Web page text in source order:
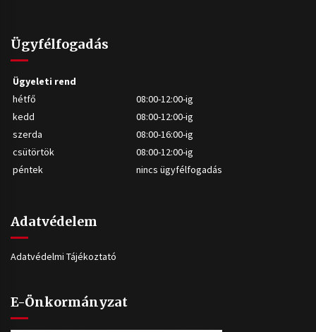
Ügyfélfogadás
Ügyeleti rend
hétfő
08:00-12:00-ig
kedd
08:00-12:00-ig
szerda
08:00-16:00-ig
csütörtök
08:00-12:00-ig
péntek
nincs ügyfélfogadás
Adatvédelem
Adatvédelmi Tájékoztató
E-Önkormányzat